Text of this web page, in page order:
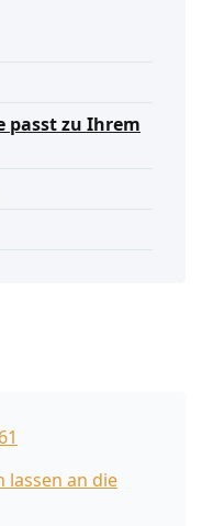
passt zu Ihrem
lassen an die